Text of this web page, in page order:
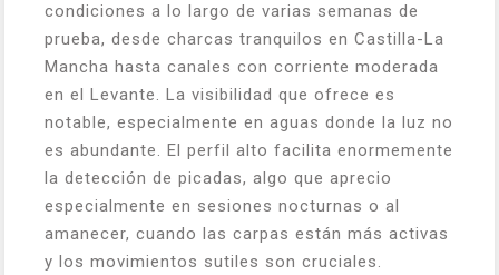
condiciones a lo largo de varias semanas de
prueba, desde charcas tranquilos en Castilla-La
Mancha hasta canales con corriente moderada
en el Levante. La visibilidad que ofrece es
notable, especialmente en aguas donde la luz no
es abundante. El perfil alto facilita enormemente
la detección de picadas, algo que aprecio
especialmente en sesiones nocturnas o al
amanecer, cuando las carpas están más activas
y los movimientos sutiles son cruciales.